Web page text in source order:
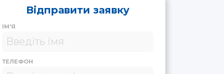
Відправити заявку
ІМ'Я
ТЕЛЕФОН